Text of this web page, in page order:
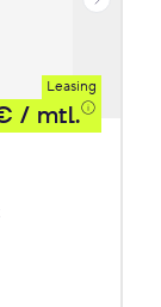
Leasing
/ mtl.